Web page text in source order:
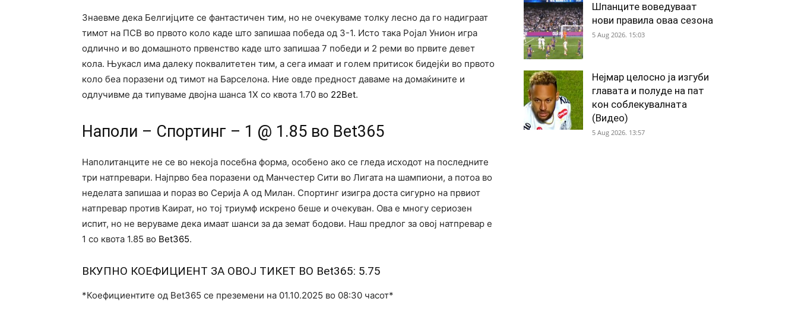
Знаевме дека Белгијците се фантастичен тим, но не очекуваме толку лесно да го надиграат
тимот на ПСВ во првото коло каде што запишаа победа од 3-1. Исто така Ројал Унион игра
одлично и во домашното првенство каде што запишаа 7 победи и 2 реми во првите девет
кола. Њукасл има далеку поквалитетен тим, а сега имаат и голем притисок бидејќи во првото
коло беа поразени од тимот на Барселона. Ние овде предност даваме на домаќините и
одлучивме да типуваме двојна шанса 1Х со квота 1.70 во 22Bet.
Наполи – Спортинг – 1 @ 1.85 во Bet365
Наполитанците не се во некоја посебна форма, особено ако се гледа исходот на последните
три натпревари. Најпрво беа поразени од Манчестер Сити во Лигата на шампиони, а потоа во
неделата запишаа и пораз во Серија А од Милан. Спортинг изигра доста сигурно на првиот
натпревар против Каират, но тој триумф искрено беше и очекуван. Ова е многу сериозен
испит, но не веруваме дека имаат шанси за да земат бодови. Наш предлог за овој натпревар е
1 со квота 1.85 во Bet365.
ВКУПНО КОЕФИЦИЕНТ ЗА ОВОЈ ТИКЕТ ВО Bet365: 5.75
*Коефициентите од Bet365 се преземени на 01.10.2025 во 08:30 часот*
Шпанците воведуваат
нови правила оваа сезона
5 Aug 2026. 15:03
Нејмар целосно ја изгуби
главата и полуде на пат
кон соблекувалната
(Видео)
5 Aug 2026. 13:57